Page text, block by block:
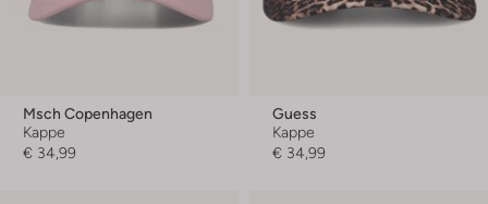
Msch Copenhagen
Kappe
€ 34,99
Guess
Kappe
€ 34,99